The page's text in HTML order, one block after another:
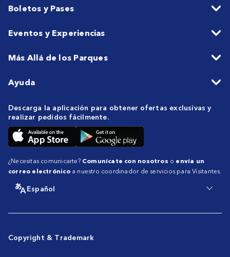
Boletos y Pases
Eventos y Experiencias
Más Allá de los Parques
Ayuda
Descarga la aplicación para obtener ofertas exclusivas y
realizar pedidos fácilmente.
¿Necesitas comunicarte? Comunícate con nosotros o envía un
correo electrónicoa nuestro coordinador de servicios para Visitantes.
Español
Copyright & Trademark